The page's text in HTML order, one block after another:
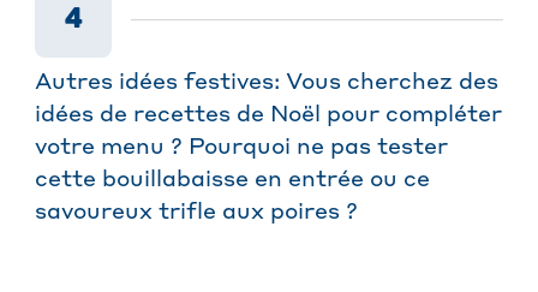
4
Autres idées festives: Vous cherchez des
idées de recettes de Noël pour compléter
votre menu ? Pourquoi ne pas tester
cette bouillabaisse en entrée ou ce
savoureux trifle aux poires ?